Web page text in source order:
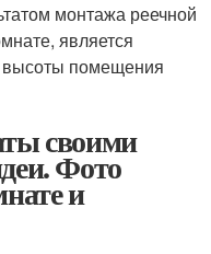
монтажа реечной
является
помещения
своими
Фото
и